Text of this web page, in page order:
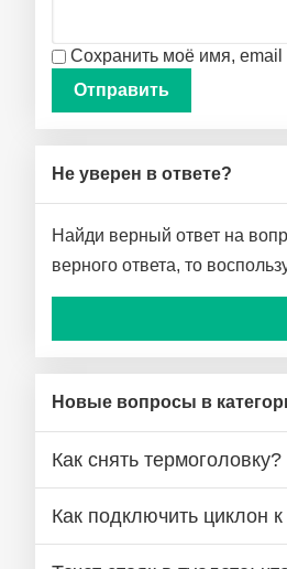
Сохранить моё имя, email
Не уверен в ответе?
Найди верный ответ на
верного ответа, то
Новые вопросы в
Как снять термоголовку?
Как подключить циклон